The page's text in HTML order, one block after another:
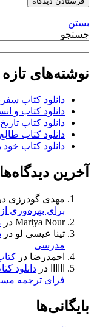
بستن
جستجو
نوشته‌های تازه
دانلود کتاب
دانلود کتاب و
دانلود کتاب
دانلود کتاب
دانلود کتاب خود
آخرین دیدگاه‌ها
مهدی گودرزی در
برای بهره‌وری
Mariya Nour در
تینا عیسی لو در
مدرسی
احمدرضا در
در دانلود
فرای ترجمه
بایگانی‌ها